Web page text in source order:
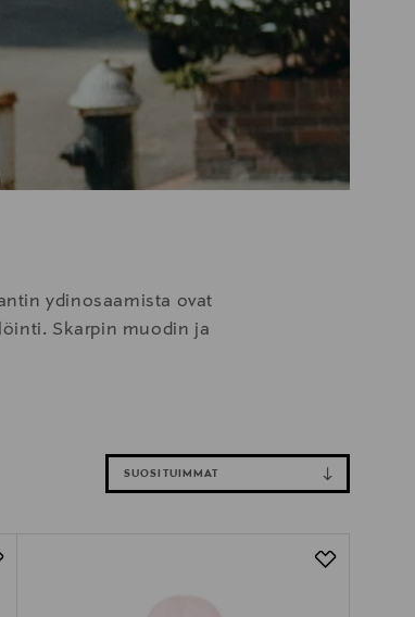
ydinosaamista ovat
Skarpin muodin ja
SUOSITUIMMAT